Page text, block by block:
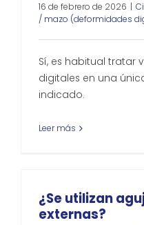
16 de febrero de 2026 |
/ mazo (deformidades
Sí, es habitual tratar
digitales en una
indicado.
Leer más
¿Se utilizan
externas?